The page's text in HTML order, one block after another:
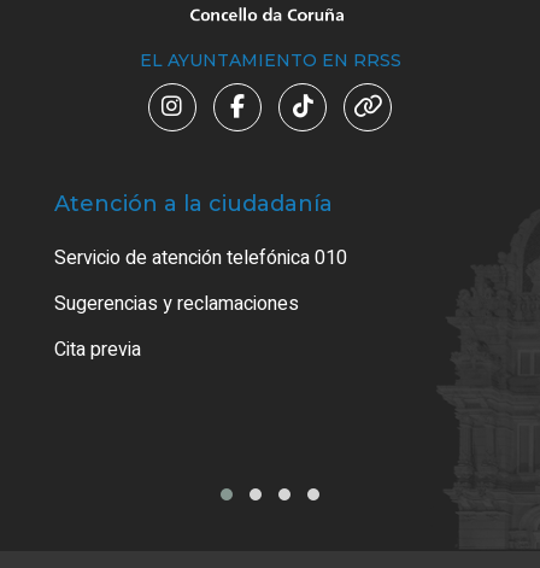
EL AYUNTAMIENTO EN RRSS
Atención a la ciudadanía
Servicio de atención telefónica 010
Sugerencias y reclamaciones
Cita previa